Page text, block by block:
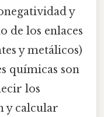
y
de los enlaces
y metálicos)
químicas son
los
y calcular